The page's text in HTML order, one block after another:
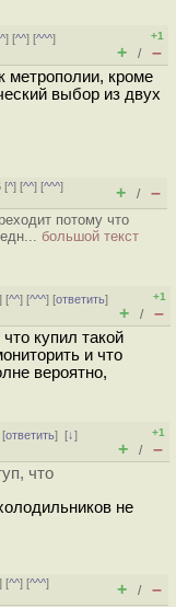
^] [^^] [^^^]
+1
+ / –
метрополии, кроме
выбор из двух
[^] [^^] [^^^]
+ / –
потому что
большой текст
] [^^] [^^^] [ответить]
+1
+ / –
купил такой
и что
вероятно,
[ответить][↓]
+1
+ / –
что
не
] [^^] [^^^]
+ / –